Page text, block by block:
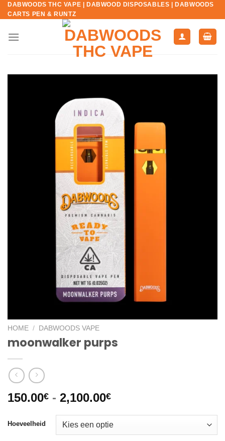
Ga
naar
DABWOODS THC VAPE | DABWOOD DISPOSABLES | DABWOODS
CARTS PEN & RUNTZ
HOME / DABWOODS VAPE​
moonwalker purps
150.00€ - 2,100.00€Prijsklasse:
tot
2,100.00€
Hoeveelheid